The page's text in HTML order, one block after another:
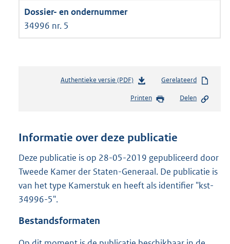
34996 nr. 5
Authentieke versie (PDF)b
s
n
s
r
o
:
Gerelateerd
Printen Delen
Informatie over deze publicatie
Deze publicatie is op 28-05-2019 gepubliceerd door
Tweede Kamer der Staten-Generaal. De publicatie is
van het type Kamerstuk en heeft als identifier "kst-
34996-5".
Bestandsformaten